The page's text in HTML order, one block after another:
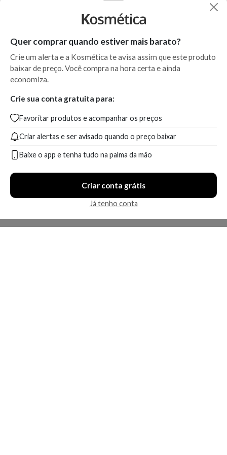
Quer comprar quando estiver mais barato?
Crie um alerta e a Kosmética te avisa assim que este produto
baixar de preço. Você compra na hora certa e ainda
economiza.
Crie sua conta gratuita para:
Favoritar produtos e acompanhar os preços
Criar alertas e ser avisado quando o preço baixar
Baixe o app e tenha tudo na palma da mão
Criar conta grátis
Já tenho conta